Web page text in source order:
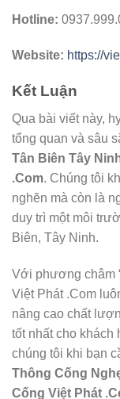
Hotline:
Website: https://
Kết Luận
Qua bài viết này,
tổng quan và sâu
Tân Biên Tây
.Com. Chúng tôi
nghẽn mà còn là
duy trì một môi
Biên, Tây Ninh.
Với phương châm
Việt Phát .Com
nâng cao chất
tốt nhất cho
chúng tôi khi bạn
Thông Cống
Cống Việt Phát